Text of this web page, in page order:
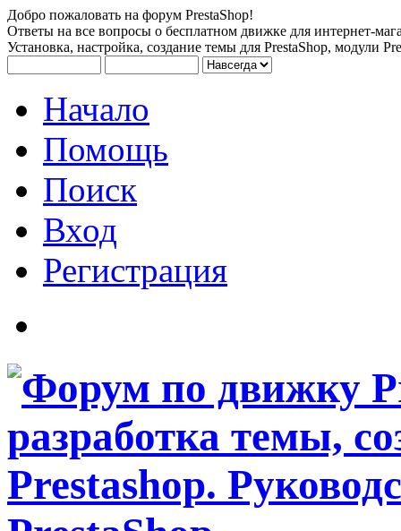
Добро пожаловать на форум PrestaShop!
Ответы на все вопросы о бесплатном движке для интернет-
Установка, настройка, создание темы для PrestaShop, модули
Начало
Помощь
Поиск
Вход
Регистрация